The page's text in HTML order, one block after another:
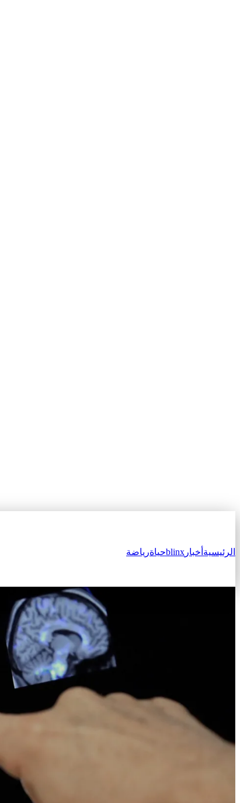
الرئيسية أخبار blinxحياةرياضة